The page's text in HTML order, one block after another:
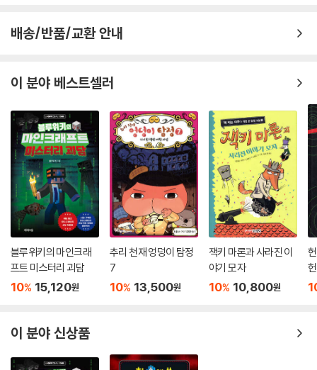
배송/반품/교환 안내
이 분야 베스트셀러
블루위키의 마인크래
프트 미스터리 괴담
10% 15,120원
추리 천재 엉덩이 탐정
7
10% 13,500원
잭키 마론과 사라진 이
야기 모자
10% 10,800원
이 분야 신상품